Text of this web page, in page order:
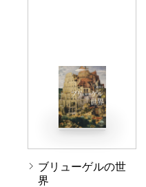
ブリューゲルの世
界